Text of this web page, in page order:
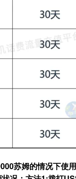
苏姆的情况下使